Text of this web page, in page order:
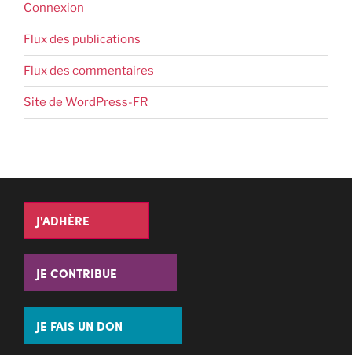
Connexion
Flux des publications
Flux des commentaires
Site de WordPress-FR
J'ADHÈRE
JE CONTRIBUE
JE FAIS UN DON